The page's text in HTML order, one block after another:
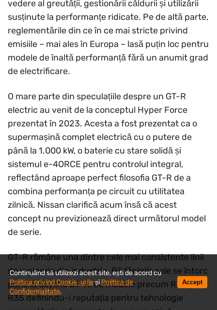
vedere al greutății, gestionării căldurii și utilizării
susținute la performanțe ridicate. Pe de altă parte,
reglementările din ce în ce mai stricte privind
emisiile – mai ales în Europa – lasă puțin loc pentru
modele de înaltă performanță fără un anumit grad
de electrificare.
O mare parte din speculațiile despre un GT-R
electric au venit de la conceptul Hyper Force
prezentat în 2023. Acesta a fost prezentat ca o
supermașină complet electrică cu o putere de
până la 1.000 kW, o baterie cu stare solidă și
sistemul e-4ORCE pentru controlul integral,
reflectând aproape perfect filosofia GT-R de a
combina performanța pe circuit cu utilitatea
zilnică. Nissan clarifică acum însă că acest
concept nu previzionează direct următorul model
de serie.
GT-R rămâne una dintre cele mai consistente linii
de inginerie din industrie. Rădăcinile sale se întorc
până la Skyline GT-R, cu modele precum R32 și
R35 definindu-i reputația pentru tehnologie
Continuând să utilizezi acest site, ești de acord cu
Politica privind Cookie-urileși Politica de
Confidențialitate.
Accept